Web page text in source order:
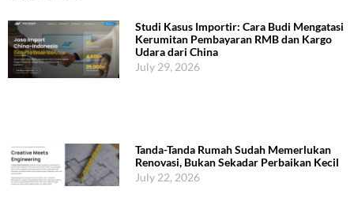
Studi Kasus Importir: Cara Budi Mengatasi
Kerumitan Pembayaran RMB dan Kargo
Udara dari China
July 29, 2026
Tanda-Tanda Rumah Sudah Memerlukan
Renovasi, Bukan Sekadar Perbaikan Kecil
July 22, 2026